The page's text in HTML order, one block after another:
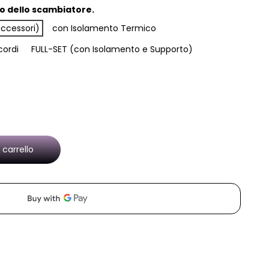
dello scambiatore.
con Isolamento Termico
FULL-SET (con Isolamento e Supporto)
carrello